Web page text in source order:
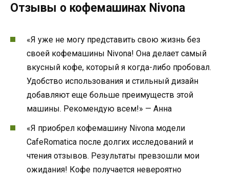
Отзывы о кофемашинах Nivona
«Я уже не могу представить свою жизнь без
своей кофемашины Nivona! Она делает самый
вкусный кофе, который я когда-либо пробовал.
Удобство использования и стильный дизайн
добавляют еще больше преимуществ этой
машины. Рекомендую всем!» — Анна
«Я приобрел кофемашину Nivona модели
CafeRomatica после долгих исследований и
чтения отзывов. Результаты превзошли мои
ожидания! Кофе получается невероятно